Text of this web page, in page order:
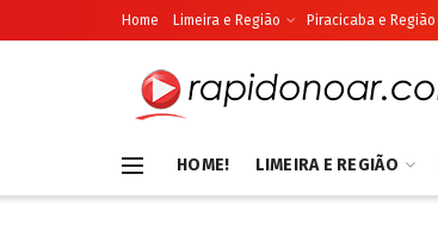
Home Limeira e Região Piracicaba e Região
HOME! LIMEIRA E REGIÃO